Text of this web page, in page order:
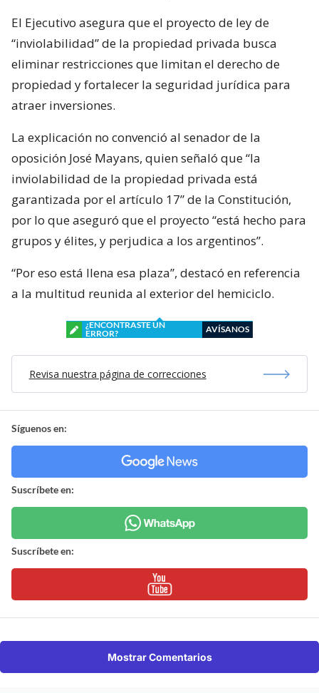
El Ejecutivo asegura que el proyecto de ley de
“inviolabilidad” de la propiedad privada busca
eliminar restricciones que limitan el derecho de
propiedad y fortalecer la seguridad jurídica para
atraer inversiones.
La explicación no convenció al senador de la
oposición José Mayans, quien señaló que “la
inviolabilidad de la propiedad privada está
garantizada por el artículo 17” de la Constitución,
por lo que aseguró que el proyecto “está hecho para
grupos y élites, y perjudica a los argentinos”.
“Por eso está llena esa plaza”, destacó en referencia
a la multitud reunida al exterior del hemiciclo.
¿ENCONTRASTE UN
ERROR?
AVÍSANOS
Revisa nuestra página de correcciones
Síguenos en:
Suscríbete en:
Suscríbete en:
Mostrar Comentarios